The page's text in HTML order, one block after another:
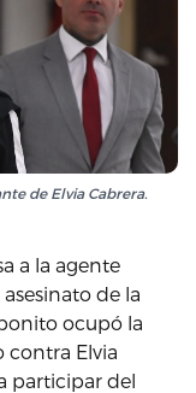
de Elvia Cabrera.
a la agente
de la
ocupó la
contra Elvia
participar del